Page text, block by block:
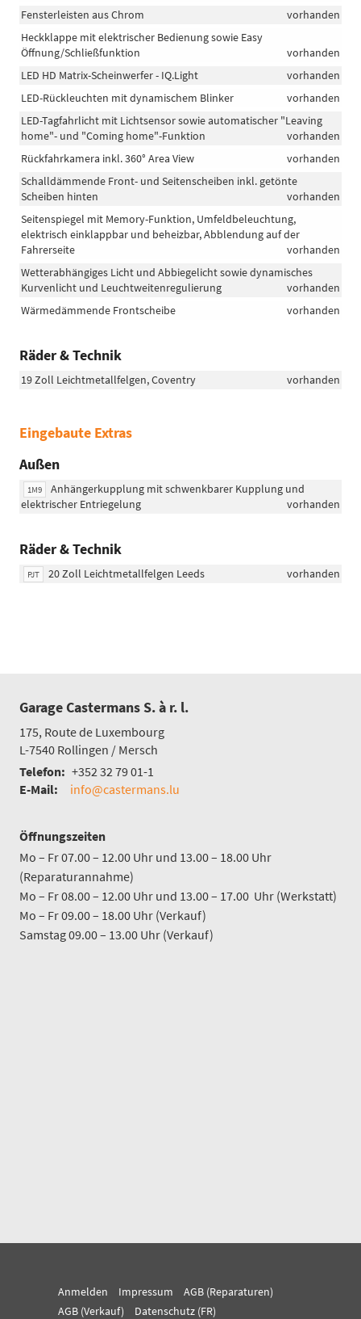
Fensterleisten aus Chrom
vorhanden
Heckklappe mit elektrischer Bedienung sowie Easy
Öffnung/Schließfunktion
vorhanden
LED HD Matrix-Scheinwerfer - IQ.Light
vorhanden
LED-Rückleuchten mit dynamischem Blinker
vorhanden
LED-Tagfahrlicht mit Lichtsensor sowie automatischer "Leaving
home"- und "Coming home"-Funktion
vorhanden
Rückfahrkamera inkl. 360° Area View
vorhanden
Schalldämmende Front- und Seitenscheiben inkl. getönte
Scheiben hinten
vorhanden
Seitenspiegel mit Memory-Funktion, Umfeldbeleuchtung,
elektrisch einklappbar und beheizbar, Abblendung auf der
Fahrerseite
vorhanden
Wetterabhängiges Licht und Abbiegelicht sowie dynamisches
Kurvenlicht und Leuchtweitenregulierung
vorhanden
Wärmedämmende Frontscheibe
vorhanden
Räder & Technik
19 Zoll Leichtmetallfelgen, Coventry vorhanden
Eingebaute Extras
Außen
1M9
Anhängerkupplung mit schwenkbarer Kupplung und
elektrischer Entriegelung
vorhanden
Räder & Technik
PJT 20 Zoll Leichtmetallfelgen Leeds vorhanden
Garage Castermans S. à r. l.
175, Route de Luxembourg
L-7540 Rollingen / Mersch
Telefon: +352 32 79 01-1
E-Mail:
info@castermans.lu
Öffnungszeiten
Mo – Fr 07.00 – 12.00 Uhr und 13.00 – 18.00 Uhr
(Reparaturannahme)
Mo – Fr 08.00 – 12.00 Uhr und 13.00 – 17.00 Uhr (Werkstatt)
Mo – Fr 09.00 – 18.00 Uhr (Verkauf)
Samstag 09.00 – 13.00 Uhr (Verkauf)
Anmelden Impressum
AGB (Reparaturen)
AGB (Verkauf)
Datenschutz (FR)